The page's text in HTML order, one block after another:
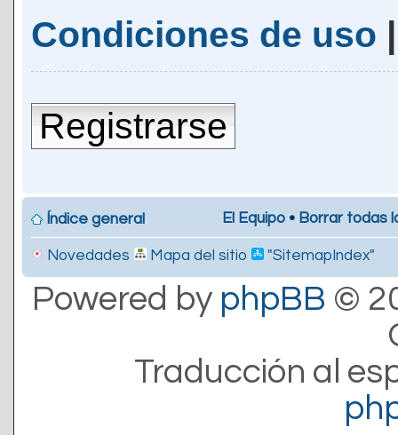
Condiciones de uso
Registrarse
Índice general El Equipo • Borrar todas
Novedades Mapa del sitio "SitemapIndex"
Powered by phpBB ©
Traducción al